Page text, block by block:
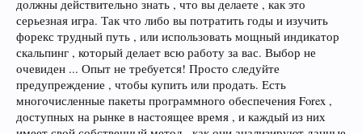
должны действительно знать , что вы делаете , как это
серьезная игра. Так что либо вы потратить годы и изучить
форекс трудный путь , или использовать мощный индикатор
скальпинг , который делает всю работу за вас. Выбор не
очевиден ... Опыт не требуется! Просто следуйте
предупреждение , чтобы купить или продать. Есть
многочисленные пакеты программного обеспечения Forex ,
доступных на рынке в настоящее время , и каждый из них